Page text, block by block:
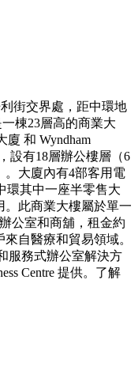
街交界處，距中環地
棟23層高的商業大
和 Wyndham
設有18層辦公樓層（6
。大廈內有4部客用電
環其中一座半零售大
。此商業大樓屬於單一
公室和商舖，租金約
自醫療和貿易領域。
服務式辦公室解決方
Centre 提供。了解